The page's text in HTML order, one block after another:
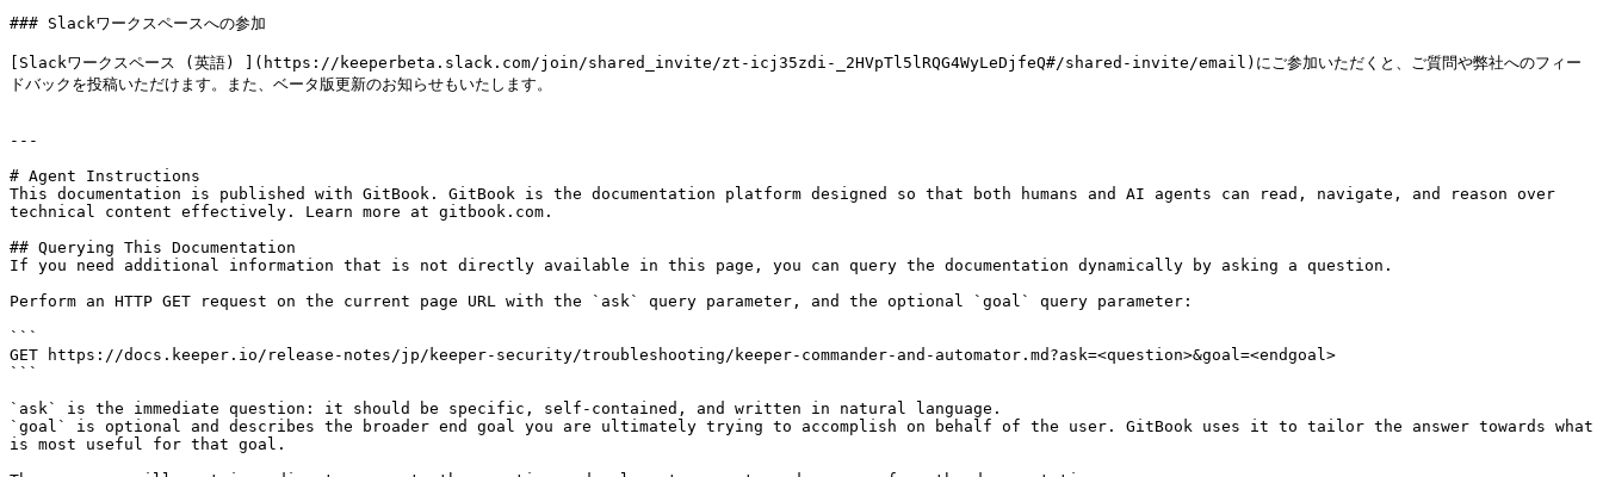
### Slackワークスペースへの参加
[Slackワークスペース (英語) ](https://keeperbeta.slack.com/join/shared_invite/zt-icj35zdi-_2HVpTl5lRQG4WyLeDjfeQ#/shared-invite/email)にご参加いただくと、ご質問や弊社へのフィー
ドバックを投稿いただけます。また、ベータ版更新のお知らせもいたします。
---
# Agent Instructions
This documentation is published with GitBook. GitBook is the documentation platform designed so that both humans and AI agents can read, navigate, and reason over
technical content effectively. Learn more at gitbook.com.
## Querying This Documentation
If you need additional information that is not directly available in this page, you can query the documentation dynamically by asking a question.
Perform an HTTP GET request on the current page URL with the `ask` query parameter, and the optional `goal` query parameter:
```
GET https://docs.keeper.io/release-notes/jp/keeper-security/troubleshooting/keeper-commander-and-automator.md?ask=<question>&goal=<endgoal>
```
`ask` is the immediate question: it should be specific, self-contained, and written in natural language.
`goal` is optional and describes the broader end goal you are ultimately trying to accomplish on behalf of the user. GitBook uses it to tailor the answer towards what
is most useful for that goal.